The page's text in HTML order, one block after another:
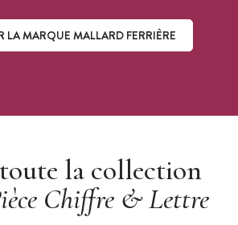
LA MARQUE MALLARD FERRIÈRE
la collection
Chiffre & Lettre